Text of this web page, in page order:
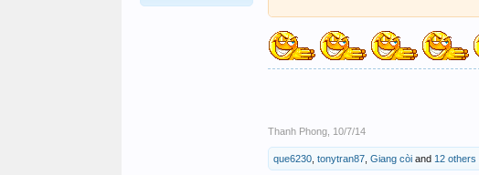
Thanh Phong 10/7/14
que6230 tonytran87 Giang còi and 12 others